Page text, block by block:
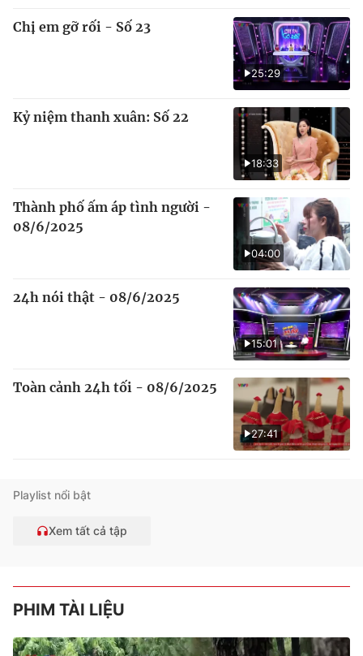
25:29
Chị em gỡ rối - Số 23
18:33
Kỷ niệm thanh xuân: Số 22
04:00
Thành phố ấm áp tình người -
08/6/2025
15:01
24h nói thật - 08/6/2025
27:41
Toàn cảnh 24h tối - 08/6/2025
Playlist nổi bật
Xem tất cả tập
PHIM TÀI LIỆU